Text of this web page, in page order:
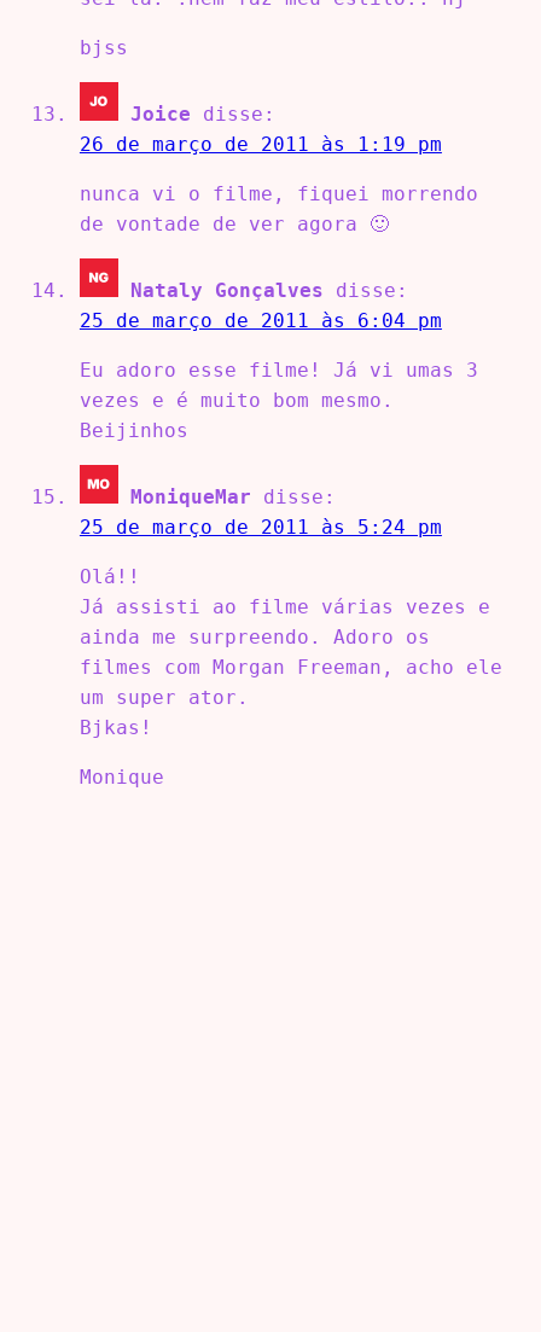
bjss
Joice
disse:
26 de março de 2011 às 1:19 pm
nunca vi o filme, fiquei morrendo
de vontade de ver agora 🙂
Nataly Gonçalves
disse:
25 de março de 2011 às 6:04 pm
Eu adoro esse filme! Já vi umas 3
vezes e é muito bom mesmo.
Beijinhos
MoniqueMar
disse:
25 de março de 2011 às 5:24 pm
Olá!!
Já assisti ao filme várias vezes e
ainda me surpreendo. Adoro os
filmes com Morgan Freeman, acho ele
um super ator.
Bjkas!
Monique